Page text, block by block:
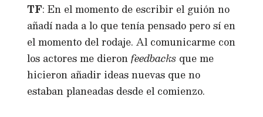
TF: En el momento de escribir el guión no
añadí nada a lo que tenía pensado pero sí en
el momento del rodaje. Al comunicarme con
los actores me dieronfeedbacks que me
hicieron añadir ideas nuevas que no
estaban planeadas desde el comienzo.